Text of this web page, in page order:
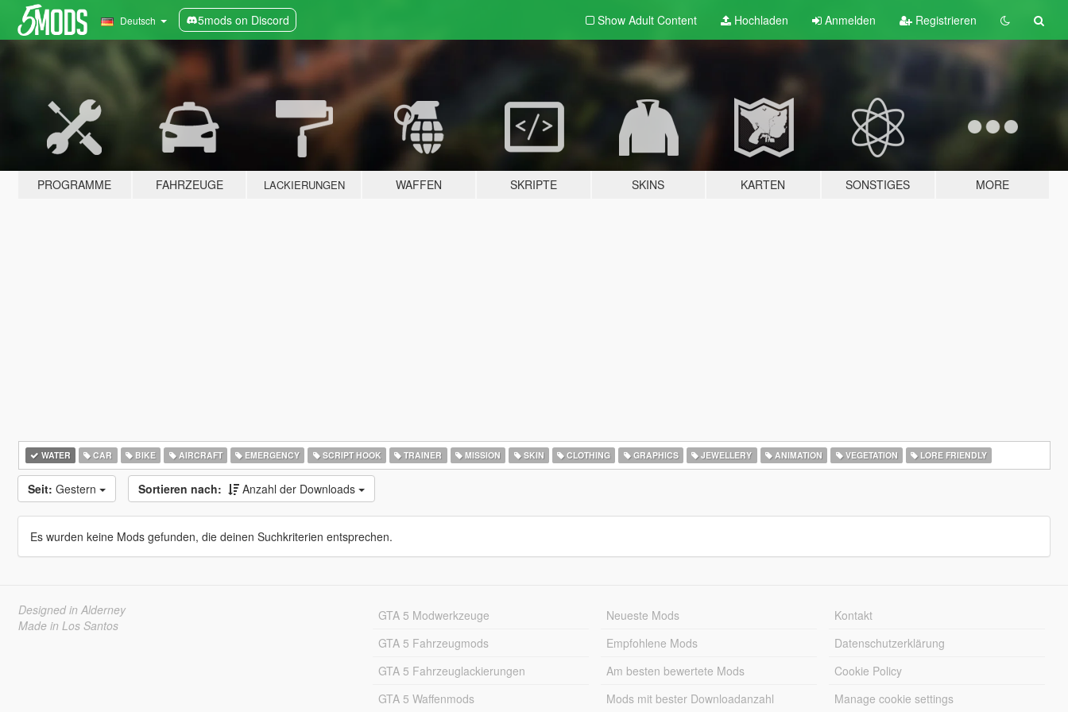
Deutsch 5mods on Discord Show Adult Content Hochladen Anmelden Registrieren
PROGRAMME FAHRZEUGE LACKIERUNGEN WAFFEN SKRIPTE SKINS KARTEN SONSTIGES MORE
WATER CAR BIKE AIRCRAFT EMERGENCY SCRIPT HOOK TRAINER MISSION SKIN CLOTHING GRAPHICS JEWELLERY ANIMATION VEGETATION LORE FRIENDLY
Seit: Gestern Sortieren nach: Anzahl der Downloads
Es wurden keine Mods gefunden, die deinen Suchkriterien entsprechen.
Designed in Alderney
Made in Los Santos
GTA 5 Modwerkzeuge
GTA 5 Fahrzeugmods
GTA 5 Fahrzeuglackierungen
GTA 5 Waffenmods
Neueste Mods
Empfohlene Mods
Am besten bewertete Mods
Mods mit bester Downloadanzahl
Kontakt
Datenschutzerklärung
Cookie Policy
Manage cookie settings